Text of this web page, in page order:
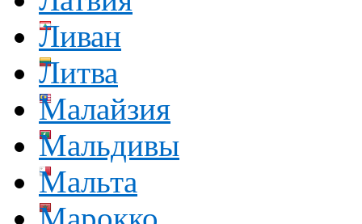
Ливан
Литва
Малайзия
Мальдивы
Мальта